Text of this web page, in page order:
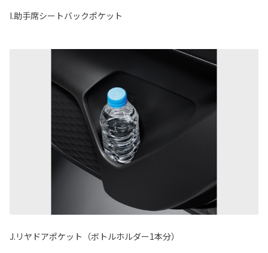
I.助手席シートバックポケット
J.リヤドアポケット（ボトルホルダー1本分）